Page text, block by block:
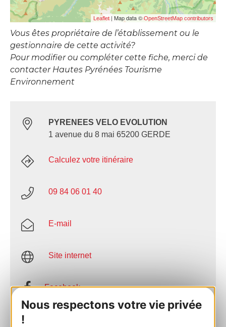
Nous respectons votre vie privée
!
Leaflet| Map data © OpenStreetMap contributors
Vous êtes propriétaire de l’établissement ou le
gestionnaire de cette activité?
Pour modifier ou compléter cette fiche, merci de
contacter Hautes Pyrénées Tourisme
Environnement
PYRENEES VELO EVOLUTION
1 avenue du 8 mai 65200 GERDE
Calculez votre itinéraire
09 84 06 01 40
E-mail
Site internet
Facebook